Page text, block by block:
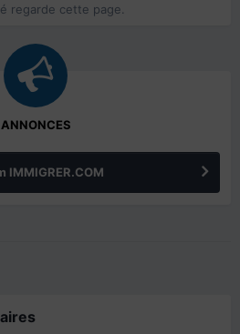
regarde cette page.
ANNONCES
IMMIGRER.COM